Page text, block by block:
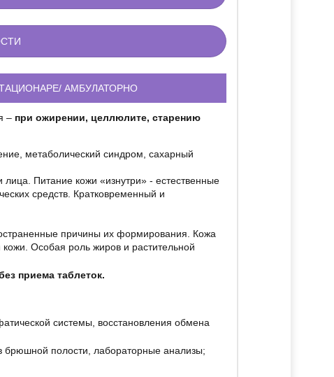
АМБУЛАТОРНО
– при ожирении, целлюлите, старению
метаболический синдром, сахарный
Питание кожи «изнутри» - естественные
средств. Кратковременный и
причины их формирования. Кожа
Особая роль жиров и растительной
приема таблеток.
системы, восстановления обмена
брюшной полости, лабораторные анализы;